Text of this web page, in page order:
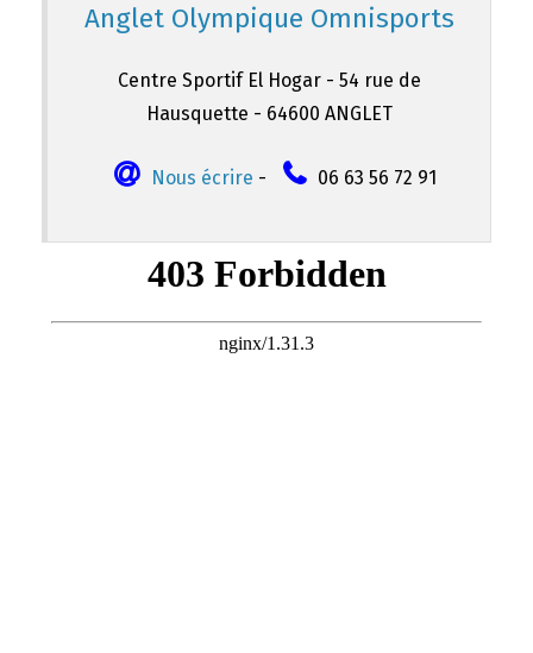
Anglet Olympique Omnisports
Centre Sportif El Hogar - 54 rue de
Hausquette - 64600 ANGLET
Nous écrire - 06 63 56 72 91